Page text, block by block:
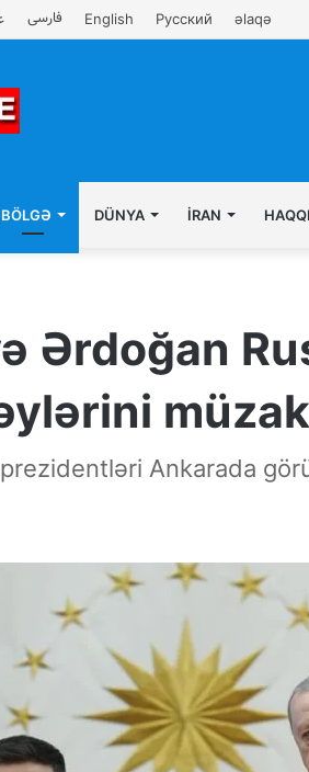
فارسی English Русский əlaqə
BÖLGƏ DÜNYA İRAN
Ərdoğan
Ankarada